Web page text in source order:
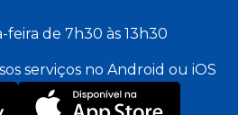
feira de 7h30 às 13h30
serviços no Android ou iOS